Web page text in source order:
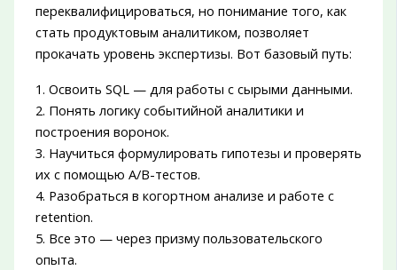
переквалифицироваться, но понимание того, как
стать продуктовым аналитиком, позволяет
прокачать уровень экспертизы. Вот базовый путь:
1. Освоить SQL — для работы с сырыми данными.
2. Понять логику событийной аналитики и
построения воронок.
3. Научиться формулировать гипотезы и проверять
их с помощью A/B-тестов.
4. Разобраться в когортном анализе и работе с
retention.
5. Все это — через призму пользовательского
опыта.